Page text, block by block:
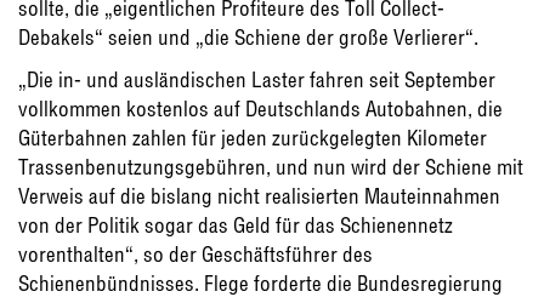
sollte, die „eigentlichen Profiteure des Toll Collect-
Debakels“ seien und „die Schiene der große Verlierer“.
„Die in- und ausländischen Laster fahren seit September
vollkommen kostenlos auf Deutschlands Autobahnen, die
Güterbahnen zahlen für jeden zurückgelegten Kilometer
Trassenbenutzungsgebühren, und nun wird der Schiene mit
Verweis auf die bislang nicht realisierten Mauteinnahmen
von der Politik sogar das Geld für das Schienennetz
vorenthalten“, so der Geschäftsführer des
Schienenbündnisses. Flege forderte die Bundesregierung